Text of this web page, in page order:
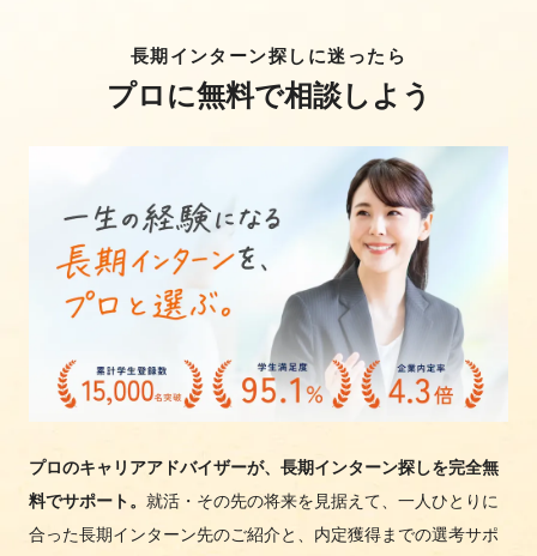
長期インターン探しに迷ったら
プロに無料で相談しよう
プロのキャリアアドバイザーが、長期インターン探しを完全無
料でサポート。 就活・その先の将来を見据えて、一人ひとりに
合った長期インターン先のご紹介と、内定獲得までの選考サポ